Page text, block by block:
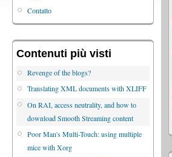
Contatto
Contenuti più visti
Revenge of the blogs?
Translating XML documents with XLIFF
On RAI, access neutrality, and how to
download Smooth Streaming content
Poor Man's Multi-Touch: using multiple
mice with Xorg